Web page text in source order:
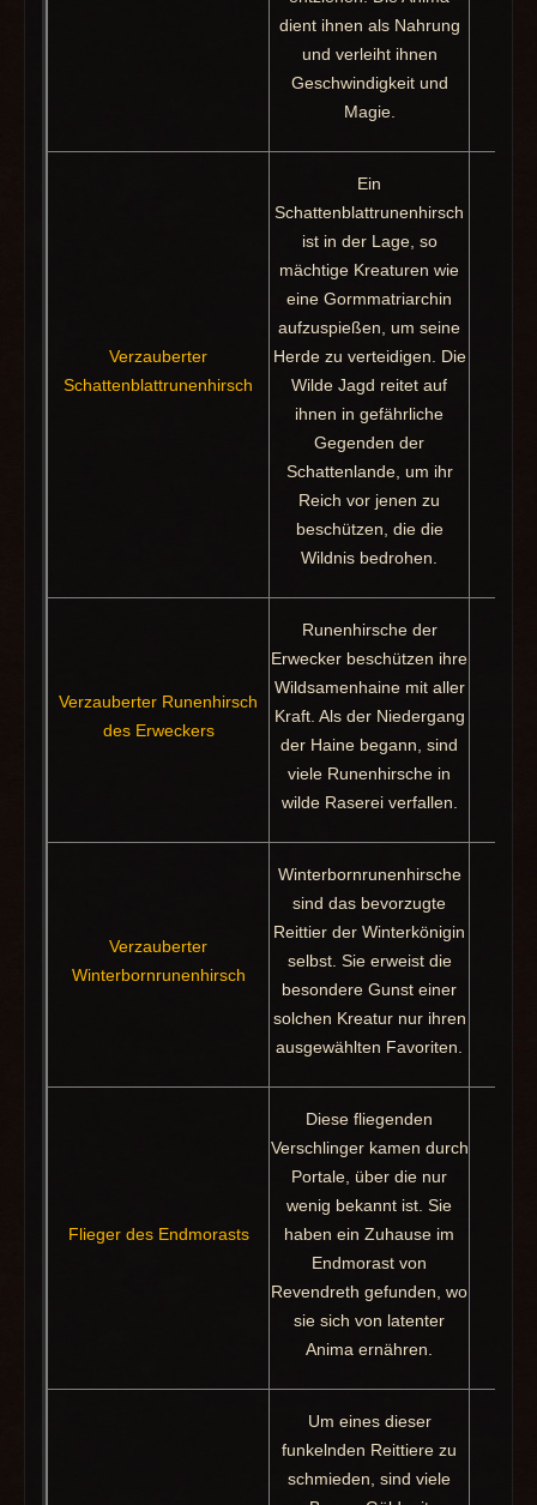
dient ihnen als Nahrung
und verleiht ihnen
Geschwindigkeit und
Magie.
Verzauberter
Schattenblattrunenhirsch
Ein
Schattenblattrunenhirsch
ist in der Lage, so
mächtige Kreaturen wie
eine Gormmatriarchin
aufzuspießen, um seine
Herde zu verteidigen. Die
Wilde Jagd reitet auf
ihnen in gefährliche
Gegenden der
Schattenlande, um ihr
Reich vor jenen zu
beschützen, die die
Wildnis bedrohen.
Verzauberter Runenhirsch
des Erweckers
Runenhirsche der
Erwecker beschützen ihre
Wildsamenhaine mit aller
Kraft. Als der Niedergang
der Haine begann, sind
viele Runenhirsche in
wilde Raserei verfallen.
Verzauberter
Winterbornrunenhirsch
Winterbornrunenhirsche
sind das bevorzugte
Reittier der Winterkönigin
selbst. Sie erweist die
besondere Gunst einer
solchen Kreatur nur ihren
ausgewählten Favoriten.
Flieger des Endmorasts
Diese fliegenden
Verschlinger kamen durch
Portale, über die nur
wenig bekannt ist. Sie
haben ein Zuhause im
Endmorast von
Revendreth gefunden, wo
sie sich von latenter
Anima ernähren.
Um eines dieser
funkelnden Reittiere zu
schmieden, sind viele